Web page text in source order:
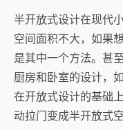
半开放式设计在现代
空间面积不大，如果
是其中一个方法。甚
厨房和卧室的设计，
在开放式设计的基础
动拉门变成半开放式空